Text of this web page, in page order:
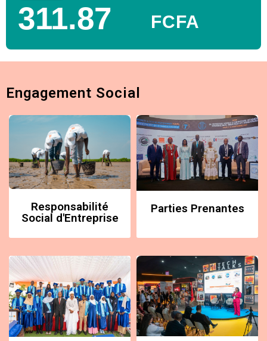
311.87 FCFA
Engagement Social
Responsabilité
Social d'Entreprise
Parties Prenantes